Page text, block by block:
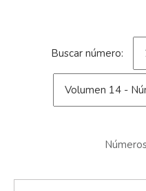
Buscar número: